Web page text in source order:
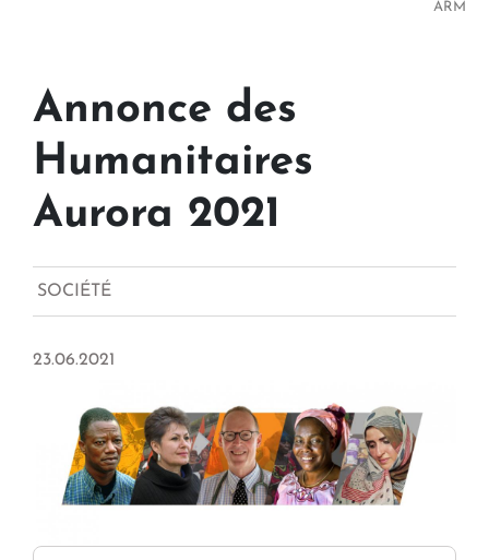
ARM
Annonce des
Humanitaires
Aurora 2021
SOCIÉTÉ
23.06.2021